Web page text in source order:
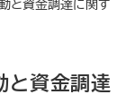
と資金調達に関す
資金調達